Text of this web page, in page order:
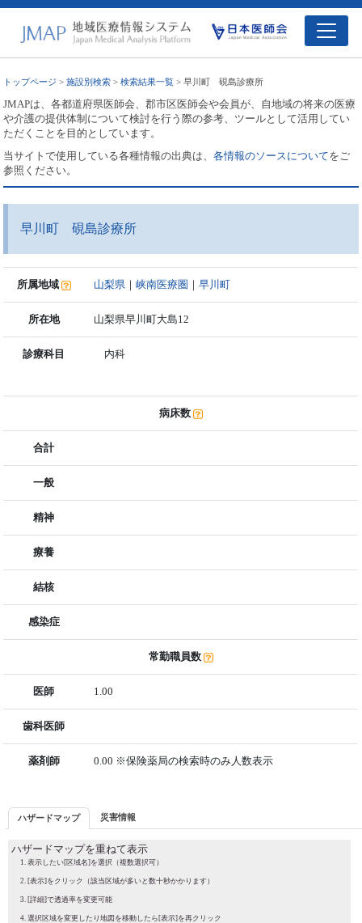
トップページ >施設別検索 >検索結果一覧 > 早川町 硯島診療所
JMAPは、各都道府県医師会、郡市区医師会や会員が、自地域の将来の医療
や介護の提供体制について検討を行う際の参考、ツールとして活用してい
ただくことを目的としています。
当サイトで使用している各種情報の出典は、各情報のソースについてをご
参照ください。
早川町 硯島診療所
所属地域 山梨県 ｜峡南医療圏 ｜早川町
所在地 山梨県早川町大島12
診療科目 内科
病床数
合計
一般
精神
療養
結核
感染症
常勤職員数
医師 1.00
歯科医師
薬剤師 0.00 ※保険薬局の検索時のみ人数表示
ハザードマップ 災害情報
ハザードマップを重ねて表示
表示したい[区域名]を選択（複数選択可）
[表示]をクリック（該当区域が多いと数十秒かかります）
[詳細]で透過率を変更可能
選択区域を変更したり地図を移動したら[表示]を再クリック